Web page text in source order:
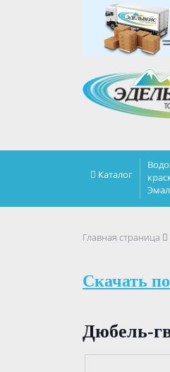
Каталог
Главная страница
Скачать
Дюбель-